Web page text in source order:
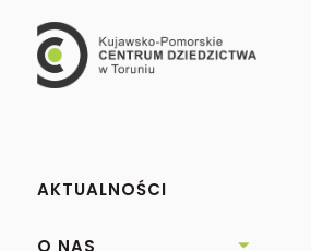
AKTUALNOŚCI
O NAS 